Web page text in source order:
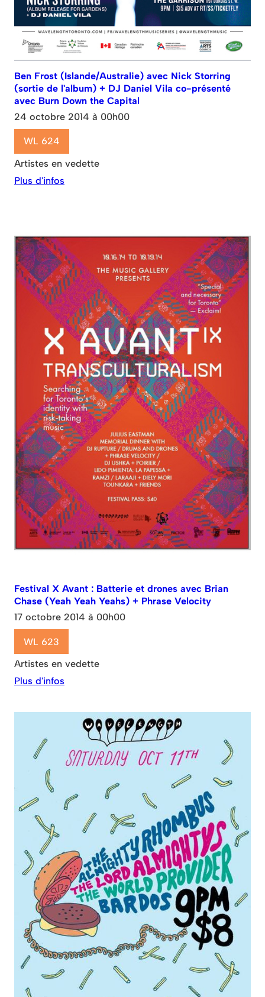
Ben Frost (Islande/Australie) avec Nick Storring
(sortie de l'album) + DJ Daniel Vila co-présenté
avec Burn Down the Capital
24 octobre 2014 à 00h00
WL 624
Artistes en vedette
Plus d'infos
Festival X Avant : Batterie et drones avec Brian
Chase (Yeah Yeah Yeahs) + Phrase Velocity
17 octobre 2014 à 00h00
WL 623
Artistes en vedette
Plus d'infos